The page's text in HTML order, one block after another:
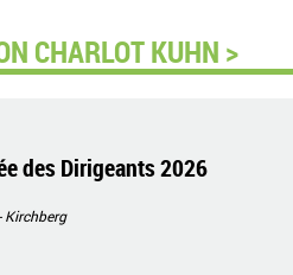
CHARLOT KUHN >
des Dirigeants 2026
Kirchberg